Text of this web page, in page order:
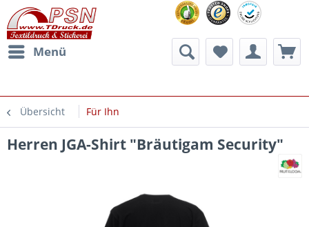
Menü
Übersicht Für Ihn
Herren JGA-Shirt "Bräutigam Security"